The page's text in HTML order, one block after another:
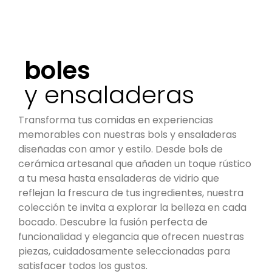
boles
y ensaladeras
Transforma tus comidas en experiencias
memorables con nuestras bols y ensaladeras
diseñadas con amor y estilo. Desde bols de
cerámica artesanal que añaden un toque rústico
a tu mesa hasta ensaladeras de vidrio que
reflejan la frescura de tus ingredientes, nuestra
colección te invita a explorar la belleza en cada
bocado. Descubre la fusión perfecta de
funcionalidad y elegancia que ofrecen nuestras
piezas, cuidadosamente seleccionadas para
satisfacer todos los gustos.